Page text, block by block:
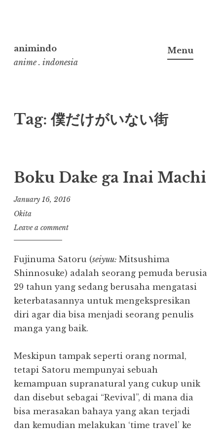
to
content
animindo
anime . indonesia
Menu
Tag:僕だけがいない街
Boku Dake ga Inai Machi
January 16, 2016
Okita
Leave a comment
Fujinuma Satoru (seiyuu: Mitsushima
Shinnosuke) adalah seorang pemuda berusia
29 tahun yang sedang berusaha mengatasi
keterbatasannya untuk mengekspresikan
diri agar dia bisa menjadi seorang penulis
manga yang baik.
Meskipun tampak seperti orang normal,
tetapi Satoru mempunyai sebuah
kemampuan supranatural yang cukup unik
dan disebut sebagai “Revival”, di mana dia
bisa merasakan bahaya yang akan terjadi
dan kemudian melakukan ‘time travel’ ke